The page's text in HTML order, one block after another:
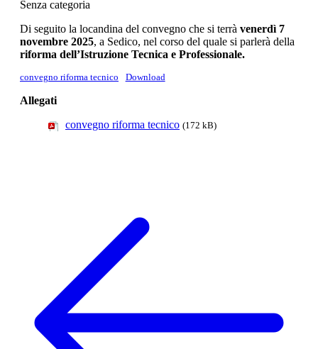
Senza categoria
Di seguito la locandina del convegno che si terrà venerdì 7
novembre 2025, a Sedico, nel corso del quale si parlerà della
riforma dell’Istruzione Tecnica e Professionale.
convegno riforma tecnico Download
Allegati
convegno riforma tecnico (172 kB)